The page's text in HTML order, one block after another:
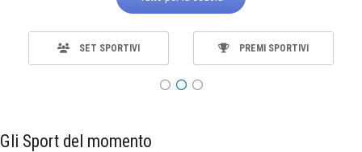
SET SPORTIVI PREMI SPORTIVI
Gli Sport del momento